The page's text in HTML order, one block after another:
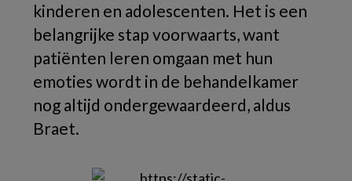
kinderen en adolescenten. Het is een
belangrijke stap voorwaarts, want
patiënten leren omgaan met hun
emoties wordt in de behandelkamer
nog altijd ondergewaardeerd, aldus
Braet.